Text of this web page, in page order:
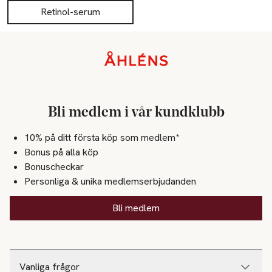
näring, mjukgör, förbättrar hudens utseende, ger lyster,
stärker upp och minimerar utseendet av fina linjer och rynkor.
Retinol-serum
Vanliga frågor
Bli medlem i vår kundklubb
10% på ditt första köp som medlem*
Bonus på alla köp
Bonuscheckar
Personliga & unika medlemserbjudanden
Bli medlem